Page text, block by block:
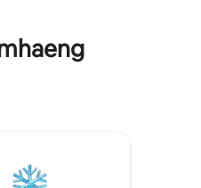
на 20 -30 минути
-
сигурност и